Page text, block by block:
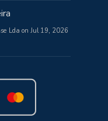
Lda on Jul 19, 2026